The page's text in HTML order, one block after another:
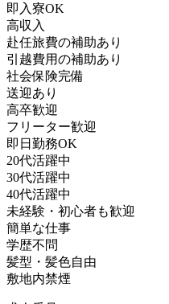
即入寮OK
高収入
赴任旅費の補助あり
引越費用の補助あり
社会保険完備
送迎あり
高卒歓迎
フリーター歓迎
即日勤務OK
20代活躍中
30代活躍中
40代活躍中
未経験・初心者も歓迎
簡単な仕事
学歴不問
髪型・髪色自由
敷地内禁煙